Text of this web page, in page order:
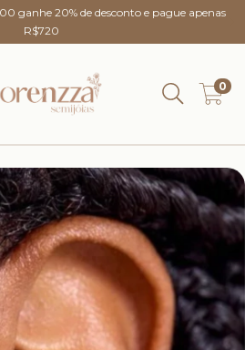
ganhe 20% de desconto e pague apenas
R$720
0